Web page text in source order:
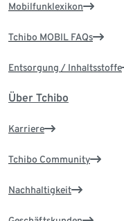
Mobilfunklexikon
Tchibo MOBIL FAQs
Entsorgung / Inhaltsstoffe
Über Tchibo
Karriere
Tchibo Community
Nachhaltigkeit